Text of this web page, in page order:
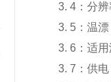
3. 4：分
3. 5：温
3. 6：适
3. 7：供